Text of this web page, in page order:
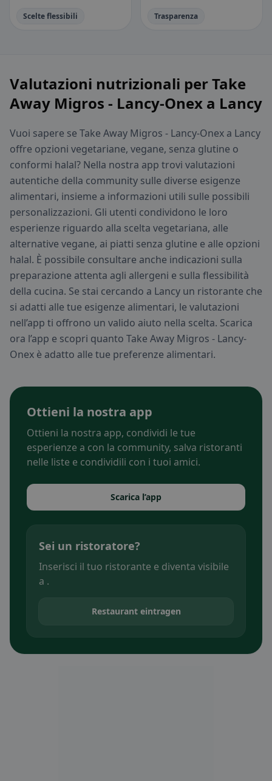
Scelte flessibili Trasparenza
Valutazioni nutrizionali per Take
Away Migros - Lancy-Onex a Lancy
Vuoi sapere se Take Away Migros - Lancy-Onex a Lancy
offre opzioni vegetariane, vegane, senza glutine o
conformi halal? Nella nostra app trovi valutazioni
autentiche della community sulle diverse esigenze
alimentari, insieme a informazioni utili sulle possibili
personalizzazioni. Gli utenti condividono le loro
esperienze riguardo alla scelta vegetariana, alle
alternative vegane, ai piatti senza glutine e alle opzioni
halal. È possibile consultare anche indicazioni sulla
preparazione attenta agli allergeni e sulla flessibilità
della cucina. Se stai cercando a Lancy un ristorante che
si adatti alle tue esigenze alimentari, le valutazioni
nell’app ti offrono un valido aiuto nella scelta. Scarica
ora l’app e scopri quanto Take Away Migros - Lancy-
Onex è adatto alle tue preferenze alimentari.
Ottieni la nostra app
Ottieni la nostra app, condividi le tue
esperienze a con la community, salva ristoranti
nelle liste e condividili con i tuoi amici.
Scarica l’app
Sei un ristoratore?
Inserisci il tuo ristorante e diventa visibile
a .
Restaurant eintragen